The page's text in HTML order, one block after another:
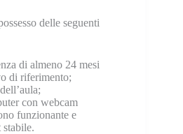
delle seguenti
di almeno 24 mesi
di riferimento;
con webcam
funzionante e
stabile.